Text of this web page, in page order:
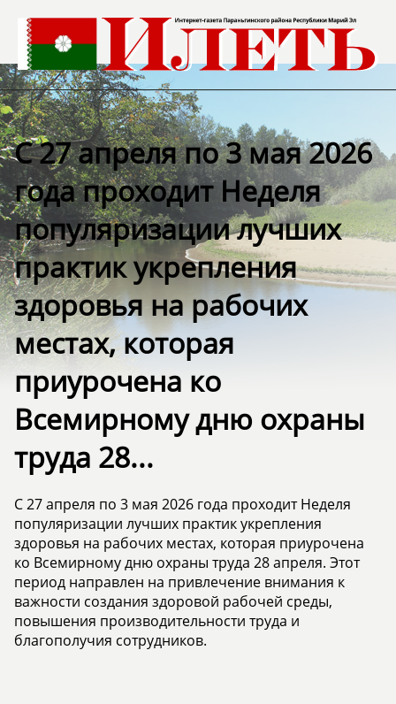
С 27 апреля по 3 мая 2026
года проходит Неделя
популяризации лучших
практик укрепления
здоровья на рабочих
местах, которая
приурочена ко
Всемирному дню охраны
труда 28...
С 27 апреля по 3 мая 2026 года проходит Неделя
популяризации лучших практик укрепления
здоровья на рабочих местах, которая приурочена
ко Всемирному дню охраны труда 28 апреля. Этот
период направлен на привлечение внимания к
важности создания здоровой рабочей среды,
повышения производительности труда и
благополучия сотрудников.